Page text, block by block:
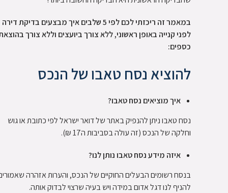
במאמר זה ריכזתי לכם לפי 5 שלבים איך מבצעים בדיקת דירה
לפני קנייה באופן ראשוני, ללא צורך ביועצים וללא צורך
כספים:
להוציא נסח טאבו של הנכס
איך מוציאים נסח טאבו?
נסח טאבו ניתן להנפיק באתר של דואר ישראל לפי כתובת או גוש
וחלקה של הנכס (זה עולה בסביבות ה17 ₪).
איזה מידע נסח טאבו נותן לנו?
בנסח רשומים הבעלים החוקיים של הנכס, והערות אזהרה
להניף לנו דגל אדום במידה ויש בעיה שרצוי לבדוק אותה.